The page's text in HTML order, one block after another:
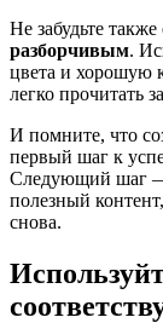
Не забудьте также
разборчивым.
цвета и хорошую
легко прочитать
И помните, что
первый шаг к
Следующий шаг —
полезный
снова.